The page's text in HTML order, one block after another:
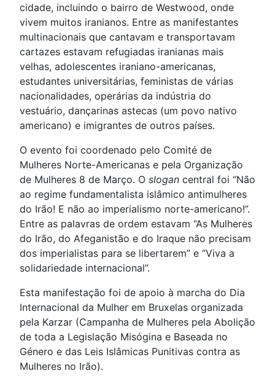
cidade, incluindo o bairro de Westwood, onde
vivem muitos iranianos. Entre as manifestantes
multinacionais que cantavam e transportavam
cartazes estavam refugiadas iranianas mais
velhas, adolescentes iraniano-americanas,
estudantes universitárias, feministas de várias
nacionalidades, operárias da indústria do
vestuário, dançarinas astecas (um povo nativo
americano) e imigrantes de outros países.
O evento foi coordenado pelo Comité de
Mulheres Norte-Americanas e pela Organização
de Mulheres 8 de Março. O slogan central foi “Não
ao regime fundamentalista islâmico antimulheres
do Irão! E não ao imperialismo norte-americano!”.
Entre as palavras de ordem estavam “As Mulheres
do Irão, do Afeganistão e do Iraque não precisam
dos imperialistas para se libertarem” e “Viva a
solidariedade internacional”.
Esta manifestação foi de apoio à marcha do Dia
Internacional da Mulher em Bruxelas organizada
pela Karzar (Campanha de Mulheres pela Abolição
de toda a Legislação Misógina e Baseada no
Género e das Leis Islâmicas Punitivas contra as
Mulheres no Irão).